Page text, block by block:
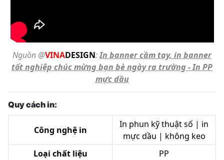
Nguồn @VINADESIGN:In banner cầm tay, in banner
tốt nghiệp chúc mừng bạn bè ngày ra trường - In PP
mực dầu
Quy cách in:
Công nghệ in
In phun kỹ thuật số | in
mực dầu | không keo
Loại chất liệu
PP